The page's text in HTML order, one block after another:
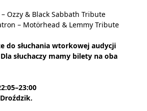
Ozzy & Black Sabbath Tribute
– Motörhead & Lemmy Tribute
do słuchania wtorkowej audycji
słuchaczy mamy bilety na oba